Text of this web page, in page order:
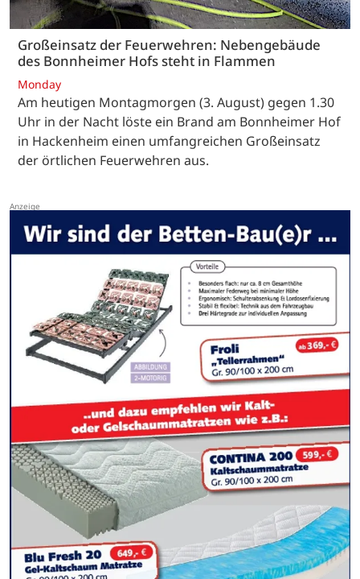
Großeinsatz der Feuerwehren: Nebengebäude
des Bonnheimer Hofs steht in Flammen
Monday
Am heutigen Montagmorgen (3. August) gegen 1.30
Uhr in der Nacht löste ein Brand am Bonnheimer Hof
in Hackenheim einen umfangreichen Großeinsatz
der örtlichen Feuerwehren aus.